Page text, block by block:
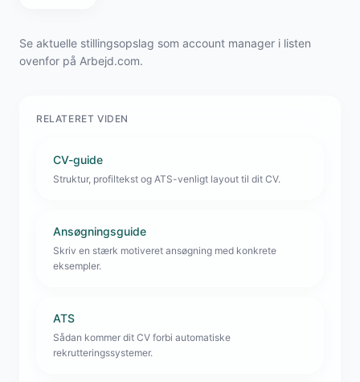
Se aktuelle stillingsopslag som account manager i listen
ovenfor på Arbejd.com.
RELATERET VIDEN
CV-guide
Struktur, profiltekst og ATS-venligt layout til dit CV.
Ansøgningsguide
Skriv en stærk motiveret ansøgning med konkrete
eksempler.
ATS
Sådan kommer dit CV forbi automatiske
rekrutteringssystemer.